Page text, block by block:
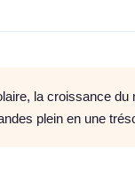
la croissance
plein en une